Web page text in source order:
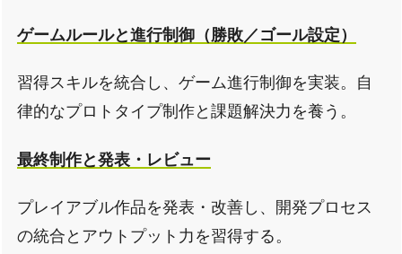
ゲームルールと進行制御（勝敗／ゴール設定）
習得スキルを統合し、ゲーム進行制御を実装。自
律的なプロトタイプ制作と課題解決力を養う。
最終制作と発表・レビュー
プレイアブル作品を発表・改善し、開発プロセス
の統合とアウトプット力を習得する。